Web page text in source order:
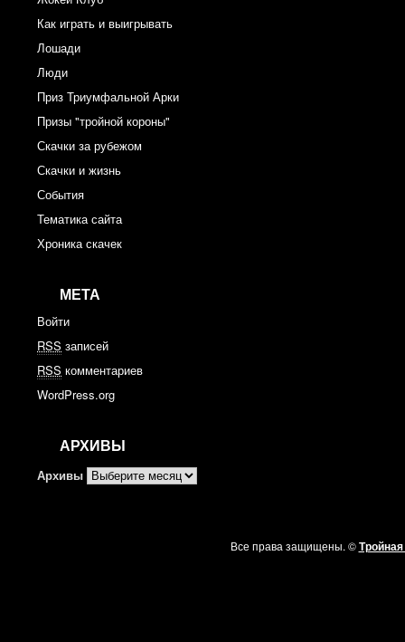
Как играть и выигрывать
Лошади
Люди
Приз Триумфальной Арки
Призы "тройной короны"
Скачки за рубежом
Скачки и жизнь
События
Тематика сайта
Хроника скачек
МЕТА
Войти
RSS записей
RSS комментариев
WordPress.org
АРХИВЫ
Архивы
Все права защищены. ©